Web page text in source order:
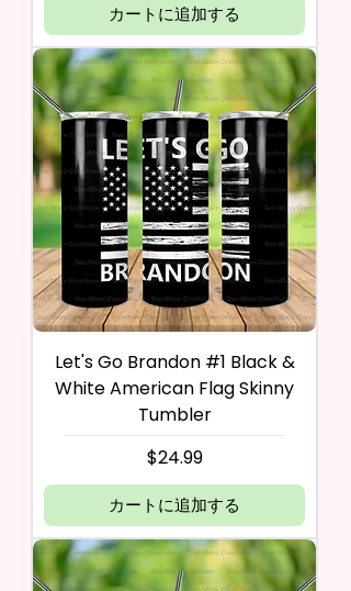
カートに追加する
Let's Go Brandon #1 Black &
White American Flag Skinny
Tumbler
価格
$24.99
カートに追加する